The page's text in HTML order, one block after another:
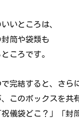
いところは、
筒や袋類も
ころです。
完結すると、さら
このボックスを共
儀袋どこ？」「封